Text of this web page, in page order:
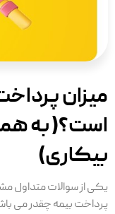
میزان
است؟( به
بیکاری)
یکی از سوالات متداول
پرداخت بیمه چقدر می